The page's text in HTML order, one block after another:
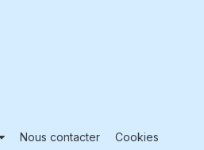
Nous contacter Cookies